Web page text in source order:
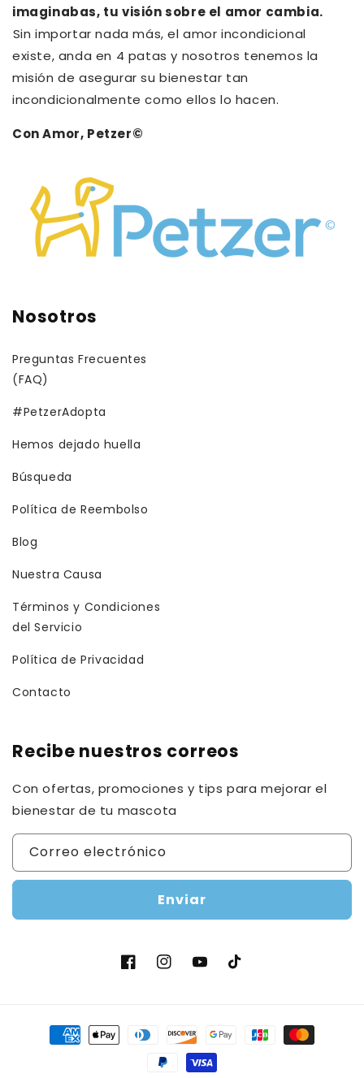
imaginabas, tu visión sobre el amor cambia.⁠
⁠Sin importar nada más, el amor incondicional
existe, anda en 4 patas y nosotros tenemos la
misión de asegurar su bienestar tan
incondicionalmente como ellos lo hacen.
Con Amor, Petzer©
Nosotros
Preguntas Frecuentes
(FAQ)
#PetzerAdopta
Hemos dejado huella
Búsqueda
Política de Reembolso
Blog
Nuestra Causa
Términos y Condiciones
del Servicio
Política de Privacidad
Contacto
Recibe nuestros correos
Con ofertas, promociones y tips para mejorar el
bienestar de tu mascota
Correo electrónico
Enviar
FacebookInstagramYouTubeTikTok
Formas